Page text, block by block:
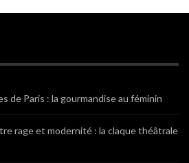
de Paris : la gourmandise au féminin
rage et modernité : la claque théâtrale